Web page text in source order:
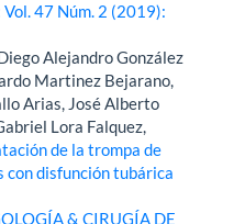
Vol. 47 Núm. 2 (2019):
Alejandro González
Martinez Bejarano,
Arias, José Alberto
Lora Falquez,
de la trompa de
con disfunción tubárica
& CIRUGÍA DE